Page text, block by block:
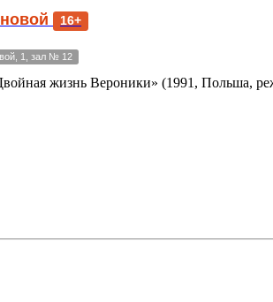
16+
1, зал № 12
жизнь Вероники» (1991, Польша,